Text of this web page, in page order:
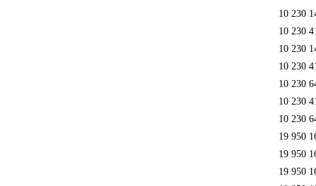
10 230
10 230
10 230
10 230
10 230
10 230
10 230
19 950
19 950
19 950